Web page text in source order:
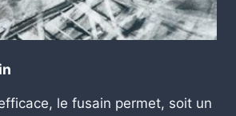
le fusain permet, soit un